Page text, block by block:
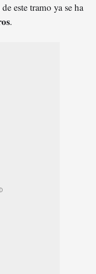
este tramo ya se ha
.